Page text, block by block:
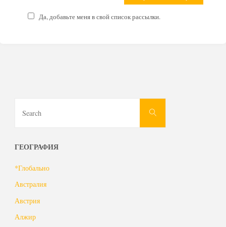
Да, добавьте меня в свой список рассылки.
Search
ГЕОГРАФИЯ
*Глобально
Австралия
Австрия
Алжир